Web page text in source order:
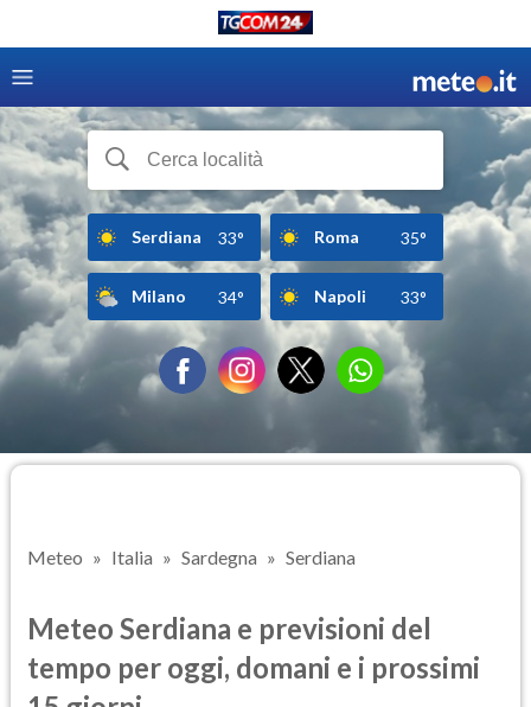
Serdiana 33° Roma 35°
Milano 34° Napoli 33°
Meteo Italia Sardegna Serdiana
Meteo Serdiana e previsioni del
tempo per oggi, domani e i prossimi